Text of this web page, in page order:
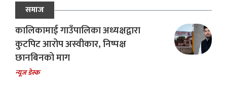
समाज
कालिकामाई गाउँपालिका अध्यक्षद्वारा
कुटपिट आरोप अस्वीकार, निष्पक्ष
छानबिनको माग
न्यूज डेस्क